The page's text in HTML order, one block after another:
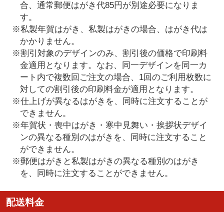
合、通常郵便はがき代85円が別途必要になりま
す。
※私製年賀はがき、私製はがきの場合、はがき代は
かかりません。
※割引対象のデザインのみ、割引後の価格で印刷料
金適用となります。なお、同一デザインを同一カ
ート内で複数回ご注文の場合、1回のご利用枚数に
対しての割引後の印刷料金が適用となります。
※仕上げが異なるはがきを、同時に注文することが
できません。
※年賀状・喪中はがき・寒中見舞い・挨拶状デザイ
ンの異なる種別のはがきを、同時に注文すること
ができません。
※郵便はがきと私製はがきの異なる種別のはがき
を、同時に注文することができません。
配送料金